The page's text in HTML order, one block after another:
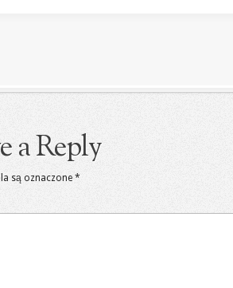
a Reply
są oznaczone *